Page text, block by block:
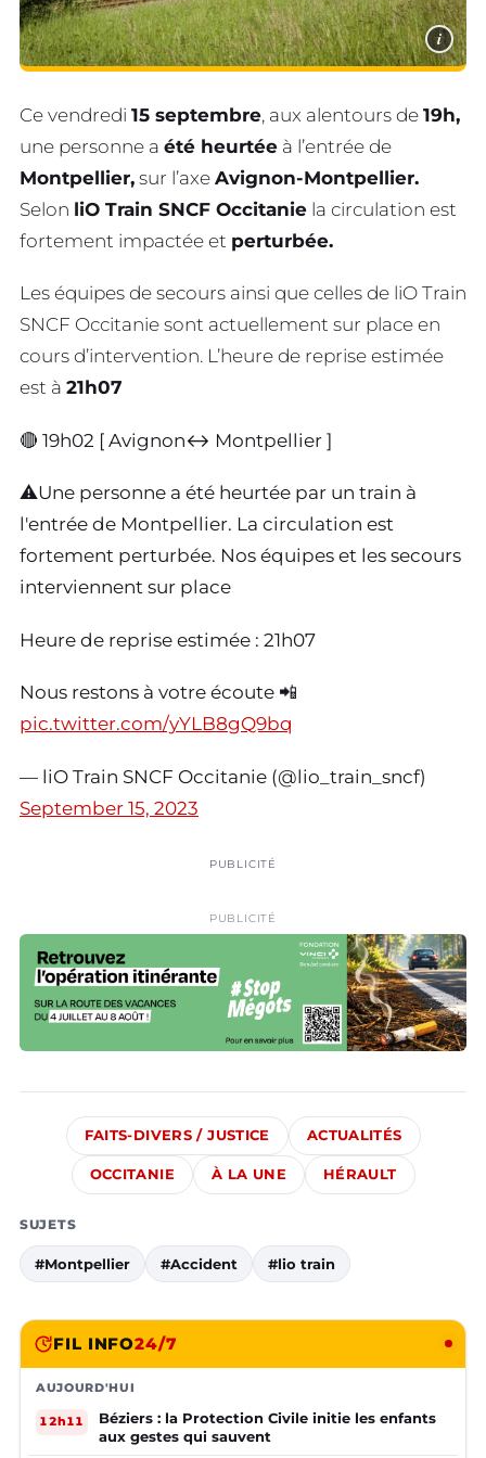
i
Ce vendredi 15 septembre, aux alentours de 19h,
une personne a été heurtée à l’entrée de
Montpellier, sur l’axe Avignon-Montpellier.
Selon liO Train SNCF Occitanie la circulation est
fortement impactée et perturbée.
Les équipes de secours ainsi que celles de liO Train
SNCF Occitanie sont actuellement sur place en
cours d’intervention. L’heure de reprise estimée
est à 21h07
🔴 19h02 [ Avignon↔️ Montpellier ]
⚠️Une personne a été heurtée par un train à
l'entrée de Montpellier. La circulation est
fortement perturbée. Nos équipes et les secours
interviennent sur place
Heure de reprise estimée : 21h07
Nous restons à votre écoute 📲
pic.twitter.com/yYLB8gQ9bq
— liO Train SNCF Occitanie (@lio_train_sncf)
September 15, 2023
PUBLICITÉ
PUBLICITÉ
FAITS-DIVERS / JUSTICE ACTUALITÉS
OCCITANIE À LA UNE HÉRAULT
SUJETS
#Montpellier #Accident #lio train
FIL INFO24/7
AUJOURD'HUI
12h11
Béziers : la Protection Civile initie les enfants
aux gestes qui sauvent